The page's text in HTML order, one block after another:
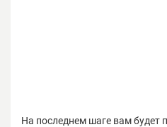
На последнем шаге вам будет